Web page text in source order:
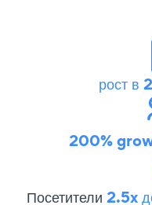
рост в
200%
Посетители 2.5x